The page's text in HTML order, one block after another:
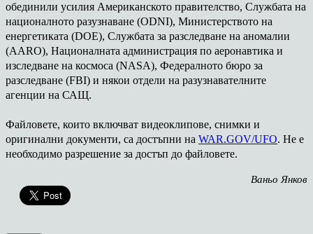
обединили усилия Американското правителство, Службата на
националното разузнаване (ODNI), Министерството на
енергетиката (DOE), Службата за разследване на аномалии
(AARO), Националната администрация по аеронавтика и
изследване на космоса (NASA), Федералното бюро за
разследване (FBI) и някои отдели на разузнавателните
агенции на САЩ.
Файловете, които включват видеоклипове, снимки и
оригинални документи, са достъпни на WAR.GOV/UFO. Не е
необходимо разрешение за достъп до файловете.
Ваньо Янков